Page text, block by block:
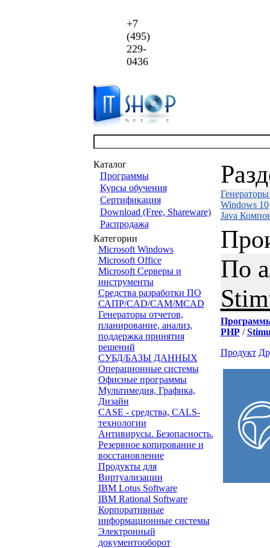
+7
(495)
229-
0436
Каталог
Программы
Курсы обучения
Сертификация
Download (Free, Shareware)
Распродажа
Категории
Microsoft Windows
Microsoft Office
Microsoft Серверы и
инструменты
Средства разработки ПО
САПР/CAD/CAM/MCAD
Генераторы отчетов,
планирование, анализ,
поддержка принятия
решений
СУБД/БАЗЫ ДАННЫХ
Операционные системы
Офисные программы
Мультимедия, Графика,
Дизайн
CASE - средства, CALS-
технологии
Антивирусы. Безопасность.
Резервное копирование и
восстановление
Продукты для
Виртуализации
IBM Lotus Software
IBM Rational Software
Корпоративные
информационные системы
Электронный
документооборот
Генераторы
Windows 10
Java
По
PHP/
Продукт